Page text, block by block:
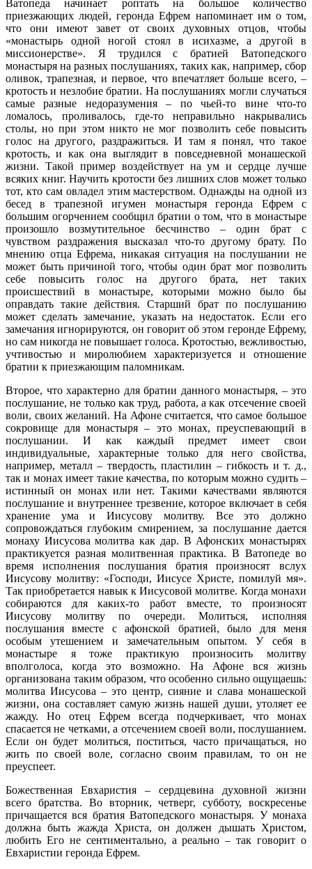
Ватопеда начинает роптать на большое количество
приезжающих людей, геронда Ефрем напоминает им о том,
что они имеют завет от своих духовных отцов, чтобы
«монастырь одной ногой стоял в исихазме, а другой в
миссионерстве». Я трудился с братией Ватопедского
монастыря на разных послушаниях, таких как, например, сбор
оливок, трапезная, и первое, что впечатляет больше всего, –
кротость и незлобие братии. На послушаниях могли случаться
самые разные недоразумения – по чьей-то вине что-то
ломалось, проливалось, где-то неправильно накрывались
столы, но при этом никто не мог позволить себе повысить
голос на другого, раздражиться. И там я понял, что такое
кротость, и как она выглядит в повседневной монашеской
жизни. Такой пример воздействует на ум и сердце лучше
всяких книг. Научить кротости без лишних слов может только
тот, кто сам овладел этим мастерством. Однажды на одной из
бесед в трапезной игумен монастыря геронда Ефрем с
большим огорчением сообщил братии о том, что в монастыре
произошло возмутительное бесчинство – один брат с
чувством раздражения высказал что-то другому брату. По
мнению отца Ефрема, никакая ситуация на послушании не
может быть причиной того, чтобы один брат мог позволить
себе повысить голос на другого брата, нет таких
происшествий в монастыре, которыми можно было бы
оправдать такие действия. Старший брат по послушанию
может сделать замечание, указать на недостаток. Если его
замечания игнорируются, он говорит об этом геронде Ефрему,
но сам никогда не повышает голоса. Кротостью, вежливостью,
учтивостью и миролюбием характеризуется и отношение
братии к приезжающим паломникам.
Второе, что характерно для братии данного монастыря, – это
послушание, не только как труд, работа, а как отсечение своей
воли, своих желаний. На Афоне считается, что самое большое
сокровище для монастыря – это монах, преуспевающий в
послушании. И как каждый предмет имеет свои
индивидуальные, характерные только для него свойства,
например, металл – твердость, пластилин – гибкость и т. д.,
так и монах имеет такие качества, по которым можно судить –
истинный он монах или нет. Такими качествами являются
послушание и внутреннее трезвение, которое включает в себя
хранение ума и Иисусову молитву. Все это должно
сопровождаться глубоким смирением, за послушание дается
монаху Иисусова молитва как дар. В Афонских монастырях
практикуется разная молитвенная практика. В Ватопеде во
время исполнения послушания братия произносят вслух
Иисусову молитву: «Господи, Иисусе Христе, помилуй мя».
Так приобретается навык к Иисусовой молитве. Когда монахи
собираются для каких-то работ вместе, то произносят
Иисусову молитву по очереди. Молиться, исполняя
послушания вместе с афонской братией, было для меня
особым утешением и замечательным опытом. У себя в
монастыре я тоже практикую произносить молитву
вполголоса, когда это возможно. На Афоне вся жизнь
организована таким образом, что особенно сильно ощущаешь:
молитва Иисусова – это центр, сияние и слава монашеской
жизни, она составляет самую жизнь нашей души, утоляет ее
жажду. Но отец Ефрем всегда подчеркивает, что монах
спасается не четками, а отсечением своей воли, послушанием.
Если он будет молиться, поститься, часто причащаться, но
жить по своей воле, согласно своим правилам, то он не
преуспеет.
Божественная Евхаристия – сердцевина духовной жизни
всего братства. Во вторник, четверг, субботу, воскресенье
причащается вся братия Ватопедского монастыря. У монаха
должна быть жажда Христа, он должен дышать Христом,
любить Его не сентиментально, а реально – так говорит о
Евхаристии геронда Ефрем.